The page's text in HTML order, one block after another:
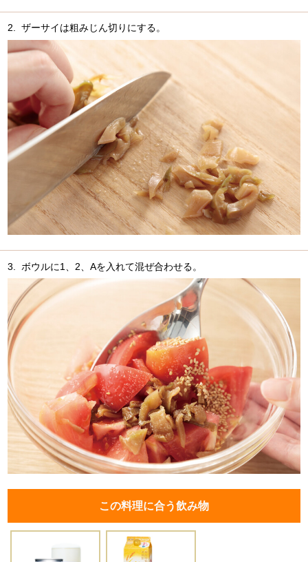
2. ザーサイは粗みじん切りにする。
3. ボウルに1、2、Aを入れて混ぜ合わせる。
この料理に合う飲み物